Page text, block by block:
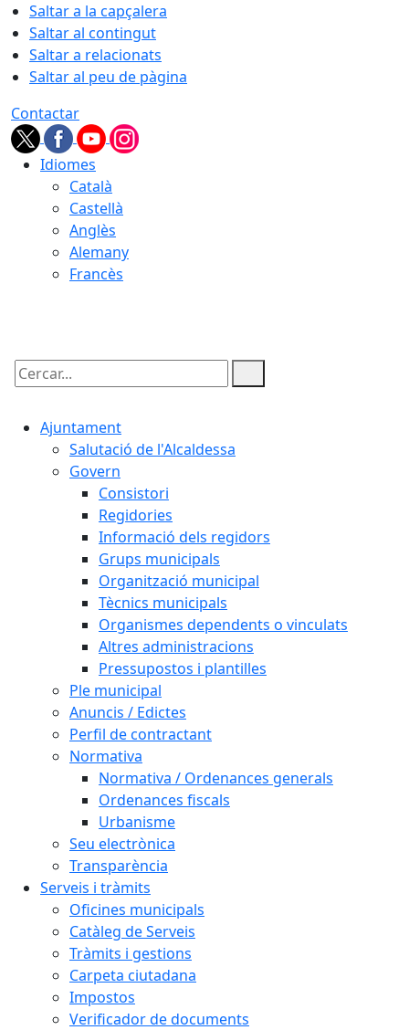
Saltar a la capçalera
Saltar al contingut
Saltar a relacionats
Saltar al peu de pàgina
Contactar
Idiomes
Català
Castellà
Anglès
Alemany
Francès
Cercar:
Ajuntament
Salutació de l'Alcaldessa
Govern
Consistori
Regidories
Informació dels regidors
Grups municipals
Organització municipal
Tècnics municipals
Organismes dependents o vinculats
Altres administracions
Pressupostos i plantilles
Ple municipal
Anuncis / Edictes
Perfil de contractant
Normativa
Normativa / Ordenances generals
Ordenances fiscals
Urbanisme
Seu electrònica
Transparència
Serveis i tràmits
Oficines municipals
Catàleg de Serveis
Tràmits i gestions
Carpeta ciutadana
Impostos
Verificador de documents